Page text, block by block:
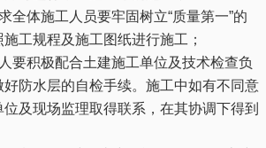
体施工人员要牢固树立“质量第一”的
工规程及施工图纸进行施工；
积极配合土建施工单位及技术检查负
防水层的自检手续。施工中如有不同意
及现场监理取得联系，在其协调下得到